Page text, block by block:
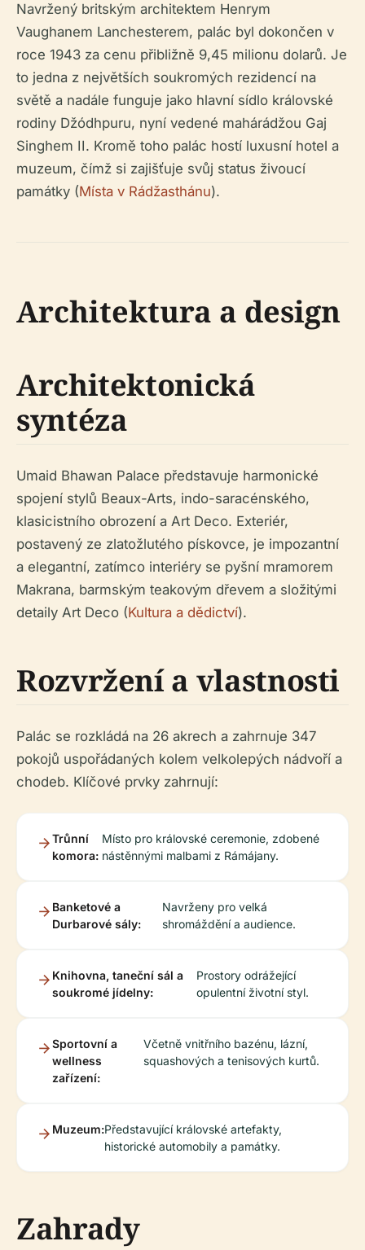
Navržený britským architektem Henrym
Vaughanem Lanchesterem, palác byl dokončen v
roce 1943 za cenu přibližně 9,45 milionu dolarů. Je
to jedna z největších soukromých rezidencí na
světě a nadále funguje jako hlavní sídlo královské
rodiny Džódhpuru, nyní vedené mahárádžou Gaj
Singhem II. Kromě toho palác hostí luxusní hotel a
muzeum, čímž si zajišťuje svůj status živoucí
památky (Místa v Rádžasthánu).
Architektura a design
Architektonická
syntéza
Umaid Bhawan Palace představuje harmonické
spojení stylů Beaux-Arts, indo-saracénského,
klasicistního obrození a Art Deco. Exteriér,
postavený ze zlatožlutého pískovce, je impozantní
a elegantní, zatímco interiéry se pyšní mramorem
Makrana, barmským teakovým dřevem a složitými
detaily Art Deco (Kultura a dědictví).
Rozvržení a vlastnosti
Palác se rozkládá na 26 akrech a zahrnuje 347
pokojů uspořádaných kolem velkolepých nádvoří a
chodeb. Klíčové prvky zahrnují:
Trůnní
komora:
Místo pro královské ceremonie, zdobené
nástěnnými malbami z Rámájany.
Banketové a
Durbarové sály:
Navrženy pro velká
shromáždění a audience.
Knihovna, taneční sál a
soukromé jídelny:
Prostory odrážející
opulentní životní styl.
Sportovní a
wellness
zařízení:
Včetně vnitřního bazénu, lázní,
squashových a tenisových kurtů.
Muzeum:Představující královské artefakty,
historické automobily a památky.
Zahrady